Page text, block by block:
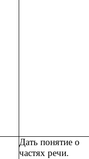
Дать понятие о
частях речи.